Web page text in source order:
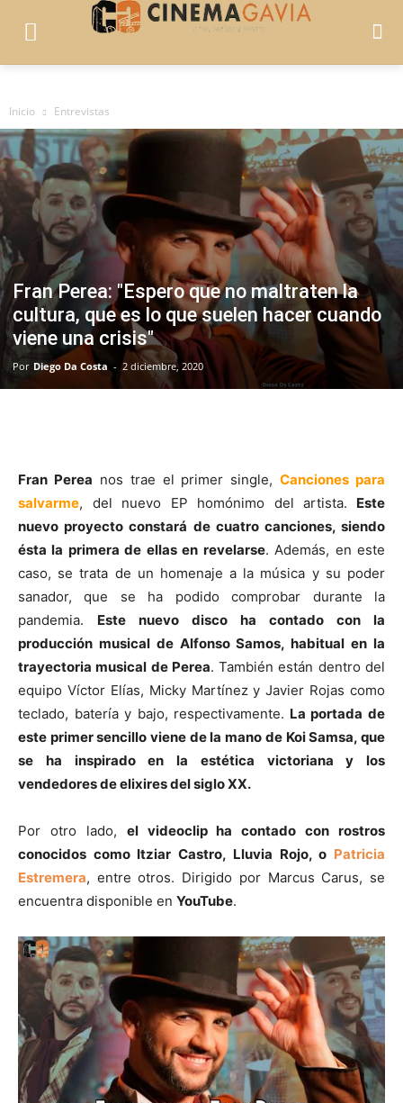
Inicio Entrevistas
Fran Perea: "Espero que no maltraten la
cultura, que es lo que suelen hacer cuando
viene una crisis"
Por Diego Da Costa - 2 diciembre, 2020
Fran Perea nos trae el primer single,Canciones para
salvarme, del nuevo EP homónimo del artista. Este
nuevo proyecto constará de cuatro canciones, siendo
ésta la primera de ellas en revelarse. Además, en este
caso, se trata de un homenaje a la música y su poder
sanador, que se ha podido comprobar durante la
pandemia. Este nuevo disco ha contado con la
producción musical de Alfonso Samos, habitual en la
trayectoria musical de Perea. También están dentro del
equipo Víctor Elías, Micky Martínez y Javier Rojas como
teclado, batería y bajo, respectivamente. La portada de
este primer sencillo viene de la mano de Koi Samsa, que
se ha inspirado en la estética victoriana y los
vendedores de elixires del siglo XX.
Por otro lado, el videoclip ha contado con rostros
conocidos como Itziar Castro, Lluvia Rojo, o Patricia
Estremera, entre otros. Dirigido por Marcus Carus, se
encuentra disponible en YouTube.